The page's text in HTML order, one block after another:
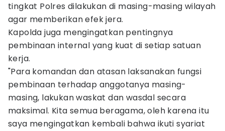
tingkat Polres dilakukan di masing-masing wilayah
agar memberikan efek jera.
Kapolda juga mengingatkan pentingnya
pembinaan internal yang kuat di setiap satuan
kerja.
"Para komandan dan atasan laksanakan fungsi
pembinaan terhadap anggotanya masing-
masing, lakukan waskat dan wasdal secara
maksimal. Kita semua beragama, oleh karena itu
saya mengingatkan kembali bahwa ikuti syariat